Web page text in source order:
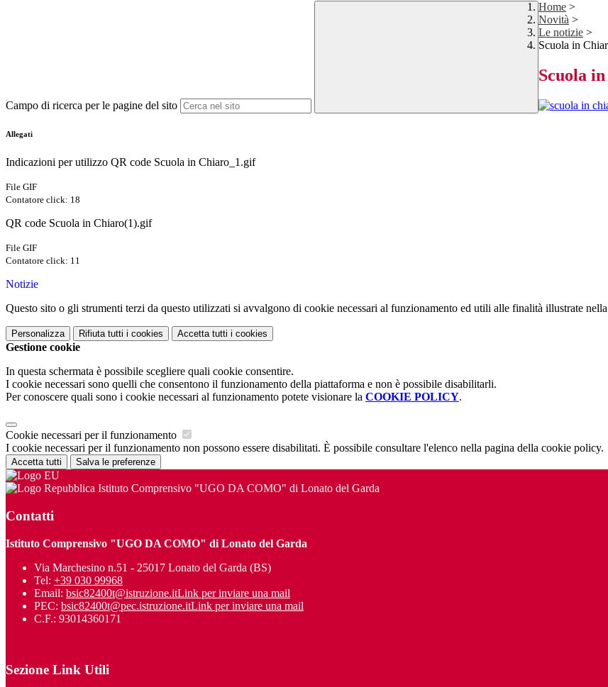
Campo di ricerca per le pagine del sito
Home >
Novità >
Le notizie >
Scuola in
Scuola
Allegati
Indicazioni per utilizzo QR code Scuola in Chiaro_1.gif
File GIF
Contatore click: 18
QR code Scuola in Chiaro(1).gif
File GIF
Contatore click: 11
Notizie
Questo sito o gli strumenti terzi da questo utilizzati si avvalgono di cookie necessari al funzionamento ed utili alle finalità illustrate nella
Personalizza Rifiuta tutti i cookies Accetta tutti i cookies
Gestione cookie
In questa schermata è possibile scegliere quali cookie consentire.
I cookie necessari sono quelli che consentono il funzionamento della piattaforma e non è possibile disabilitarli.
Per conoscere quali sono i cookie necessari al funzionamento potete visionare la COOKIE POLICY.
Cookie necessari per il funzionamento
I cookie necessari per il funzionamento non possono essere disabilitati. È possibile consultare l'elenco nella pagina della cookie policy.
Accetta tutti Salva le preferenze
Istituto Comprensivo "UGO DA COMO" di Lonato del Garda
Contatti
Istituto Comprensivo "UGO DA COMO" di Lonato del Garda
Via Marchesino n.51 - 25017 Lonato del Garda (BS)
Tel: +39 030 99968
Email: bsic82400t@istruzione.itLink per inviare una mail
PEC: bsic82400t@pec.istruzione.itLink per inviare una mail
C.F.: 93014360171
Sezione Link Utili